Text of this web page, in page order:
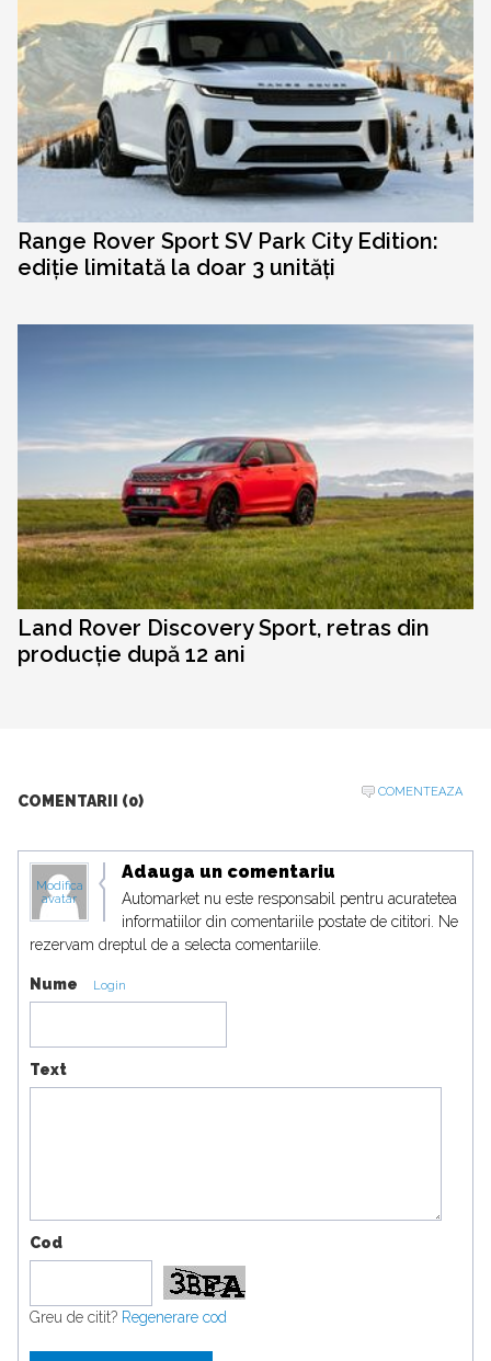
Range Rover Sport SV Park City Edition:
ediție limitată la doar 3 unități
Land Rover Discovery Sport, retras din
producție după 12 ani
COMENTARII (0)
COMENTEAZA
Modifica
avatar
Adauga un comentariu
Automarket nu este responsabil pentru acuratetea
informatiilor din comentariile postate de cititori. Ne
rezervam dreptul de a selecta comentariile.
Nume Login
Text
Cod
Greu de citit? Regenerare cod